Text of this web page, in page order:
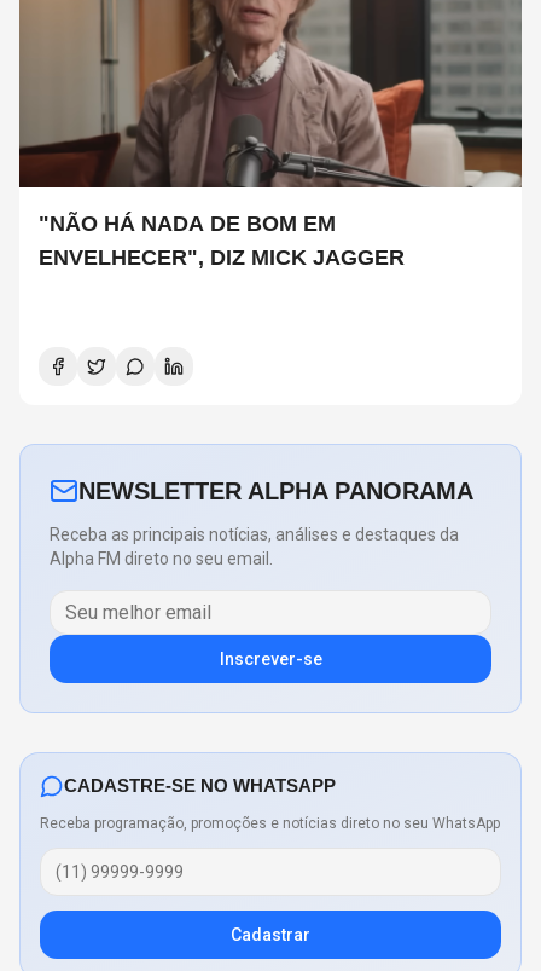
"NÃO HÁ NADA DE BOM EM
ENVELHECER", DIZ MICK JAGGER
NEWSLETTER ALPHA PANORAMA
Receba as principais notícias, análises e destaques da
Alpha FM direto no seu email.
Inscrever-se
CADASTRE-SE NO WHATSAPP
Receba programação, promoções e notícias direto no seu WhatsApp
Cadastrar